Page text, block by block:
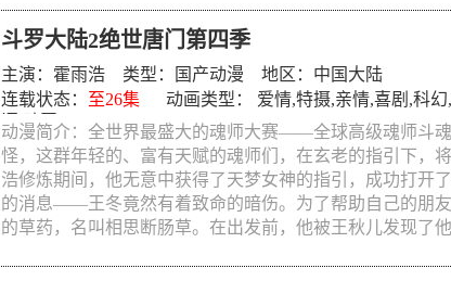
斗罗大陆2绝世唐门第四季
主演： 霍雨浩 类型： 国产动漫 地区：中国大陆
连载状态： 至26集 动画类型： 爱情,特摄,亲情,喜剧 ,科幻,
语 ,动画
动漫简介：全世界最盛大的魂师大赛——全球高级魂师斗
怪，这群年轻的、富有天赋的魂师们，在玄老的指引下，
浩修炼期间，他无意中获得了天梦女神的指引，成功打开
的消息——王冬竟然有着致命的暗伤。为了帮助自己的朋
的草药，名叫相思断肠草。在出发前，他被王秋儿发现了